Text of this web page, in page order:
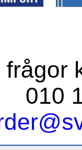
frågor
010